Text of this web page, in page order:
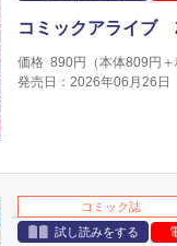
コミックアライブ
価格 890円（本体809円＋
発売日：2026年06月26日
コミック誌
試し読みをする